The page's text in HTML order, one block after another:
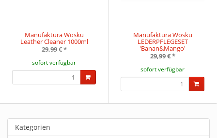
Manufaktura Wosku
Leather Cleaner 1000ml
29,99 €*
sofort verfügbar
Manufaktura Wosku
LEDERPFLEGESET
'Banan&Mango'
29,99 €*
sofort verfügbar
Kategorien